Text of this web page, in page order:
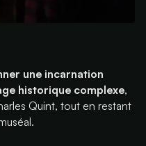
une incarnation
historique complexe,
Quint, tout en restant